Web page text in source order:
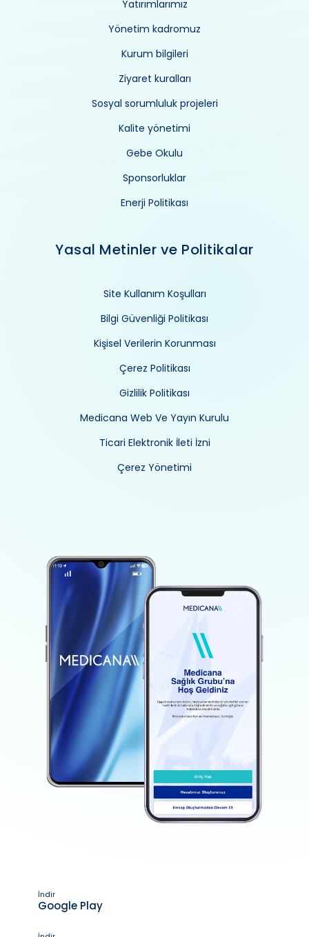
Yatırımlarımız
Yönetim kadromuz
Kurum bilgileri
Ziyaret kuralları
Sosyal sorumluluk projeleri
Kalite yönetimi
Gebe Okulu
Sponsorluklar
Enerji Politikası
Yasal Metinler ve Politikalar
Site Kullanım Koşulları
Bilgi Güvenliği Politikası
Kişisel Verilerin Korunması
Çerez Politikası
Gizlilik Politikası
Medicana Web Ve Yayın Kurulu
Ticari Elektronik İleti İzni
Çerez Yönetimi
İndir
Google Play